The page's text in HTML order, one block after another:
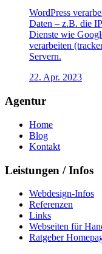
WordPress
Daten – z.B. die
Dienste wie
verarbeiten
Servern.
22. Apr. 2023
Agentur
Home
Blog
Kontakt
Leistungen / Infos
Webdesign-Infos
Referenzen
Links
Webseiten für
Ratgeber